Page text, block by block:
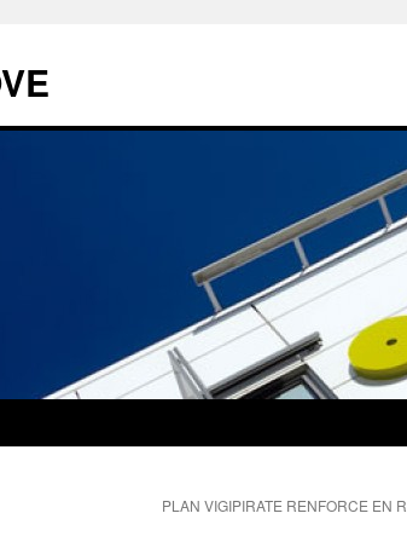
PLAN VIGIPIRATE RENFORCE EN